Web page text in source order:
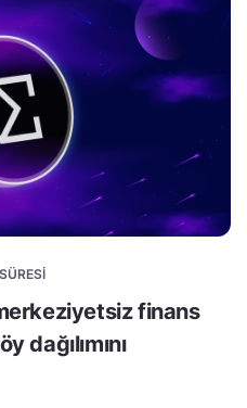
finans
dağılımını